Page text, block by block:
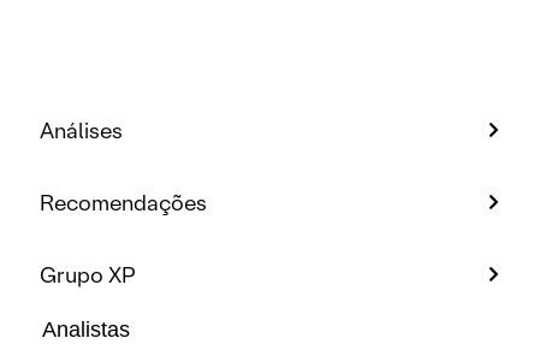
Análises
Recomendações
Grupo XP
Analistas